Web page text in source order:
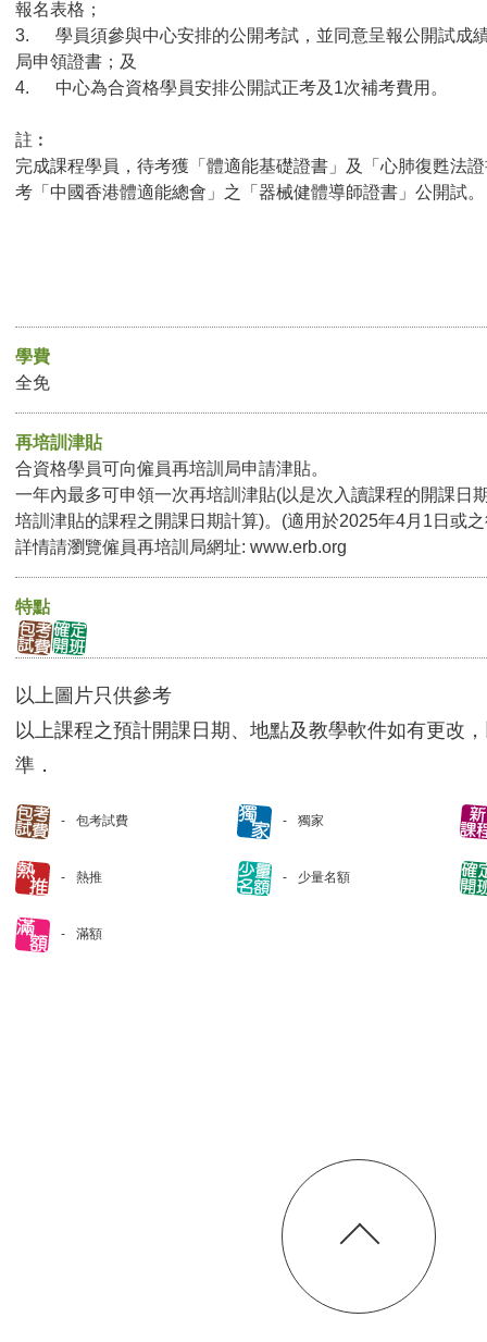
報名表格；
3. 學員須參與中心安排的公開考試，並同意呈報公開試成
局申領證書；及
4. 中心為合資格學員安排公開試正考及1次補考費用。
註︰
完成課程學員，待考獲「體適能基礎證書」及「心肺復甦法
考「中國香港體適能總會」之「器械健體導師證書」公開試。
學費
全免
再培訓津貼
合資格學員可向僱員再培訓局申請津貼。
一年內最多可申領一次再培訓津貼(以是次入讀課程的開課日
培訓津貼的課程之開課日期計算)。(適用於2025年4月1日或
詳情請瀏覽僱員再培訓局網址: www.erb.org
特點
以上圖片只供參考
以上課程之預計開課日期、地點及教學軟件如有更改
準．
包考試費 獨家
熱推 少量名額
滿額